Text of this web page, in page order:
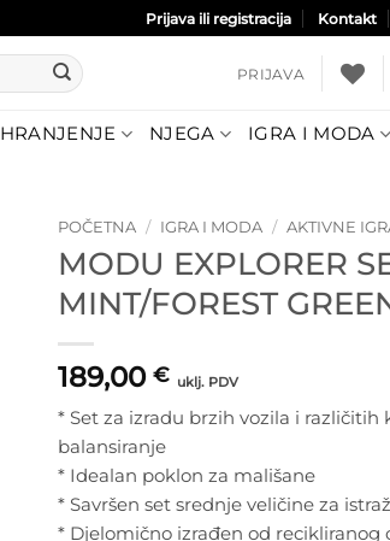
Prijava ili registracija Kontakt
PRIJAVA
HRANJENJE NJEGA IGRA I MODA
POČETNA / IGRA I MODA / AKTIVNE
MODU EXPLORER
MINT/FOREST
189,00 € uklj. PDV
* Set za izradu brzih vozila i različitih
balansiranje
* Idealan poklon za mališane
* Savršen set srednje veličine za
* Djelomično izrađen od recikliranog